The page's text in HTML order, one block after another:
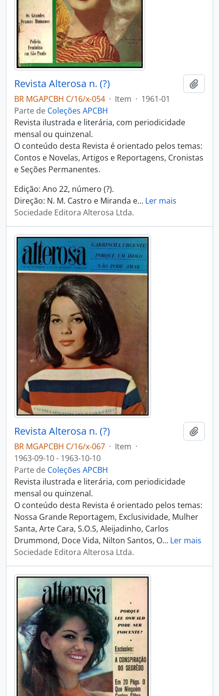
Revista Alterosa n. (?)
BR MGAPCBH C/16/x-054 · Item · 1961-01
Parte de Coleções APCBH
Revista ilustrada e literária, com periodicidade
mensal ou quinzenal.
O conteúdo desta Revista é orientado pelos temas:
Contos e Novelas, Artigos e Reportagens, Cronistas
e Seções Permanentes.
Edição: Ano 22, número (?).
Direção: N. M. Castro e Miranda e… Ler mais
Sociedade Editora Alterosa Ltda.
Revista Alterosa n. (?)
BR MGAPCBH C/16/x-067 · Item ·
1963-09-10 - 1963-10-10
Parte de Coleções APCBH
Revista ilustrada e literária, com periodicidade
mensal ou quinzenal.
O conteúdo desta Revista é orientado pelos temas:
Nossa Grande Reportagem, Exclusividade, Mulher
Santa, Arte Cara, S.O.S, Aleijadinho, Carlos
Drummond, Doce Vida, Nilton Santos, O… Ler mais
Sociedade Editora Alterosa Ltda.